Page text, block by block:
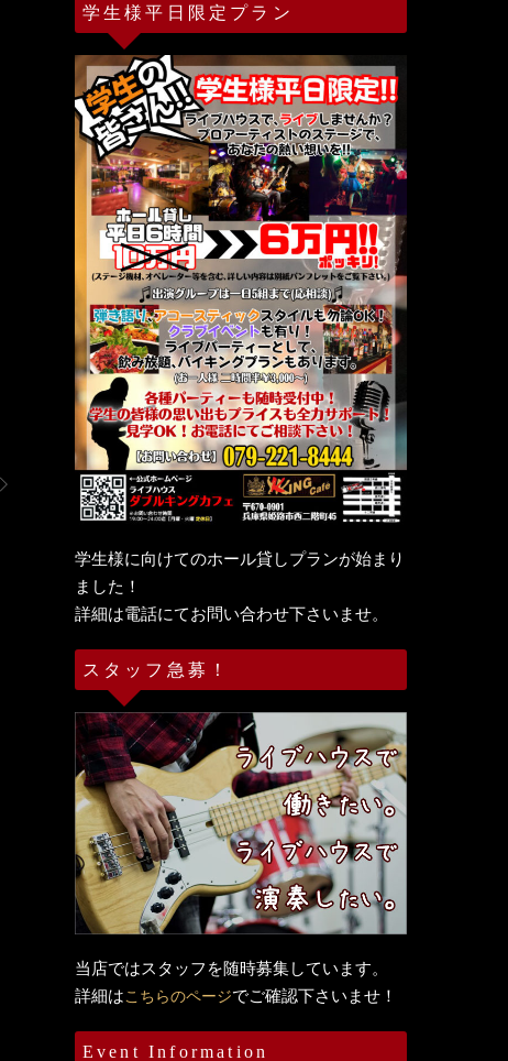
学生様平日限定プラン
学生様に向けてのホール貸しプランが始まり
ました！
詳細は電話にてお問い合わせ下さいませ。
スタッフ急募！
当店ではスタッフを随時募集しています。
詳細はこちらのページでご確認下さいませ！
Event Information